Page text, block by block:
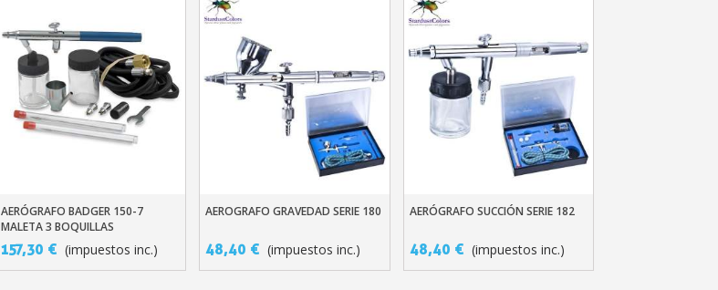
Obtenga su presupuesto online en menos de 1 minuto.
Comparte tus creaciones y recibe vales
Gana puntos de fidelidad con cada pedido.
Devuelve los productos en un plazo de 14 días.
5 € de descuento en tu primer pedido
Cupón de 10 € por cada recomendación
Añadir Al Carrito
AERÓGRAFO BADGER 150-7
MALETA 3 BOQUILLAS
157,30 € (impuestos inc.)
Añadir Al Carrito
AEROGRAFO GRAVEDAD SERIE 180
48,40 € (impuestos inc.)
Añadir Al Carrito
AERÓGRAFO SUCCIÓN SERIE 182
48,40 € (impuestos inc.)